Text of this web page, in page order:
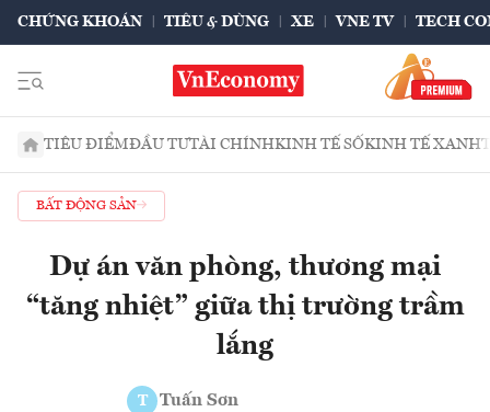
CHỨNG KHOÁN TIÊU & DÙNG XE VNE TV TECH
TIÊU ĐIỂMĐẦU TƯTÀI CHÍNHKINH TẾ SỐKINH TẾ XANH
BẤT ĐỘNG SẢN
Dự án văn phòng, thương mại
“tăng nhiệt” giữa thị trường trầm
lắng
T Tuấn Sơn